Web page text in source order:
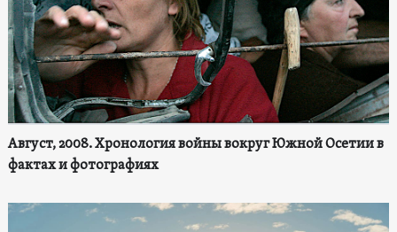
Август, 2008. Хронология войны вокруг Южной Осетии в
фактах и фотографиях